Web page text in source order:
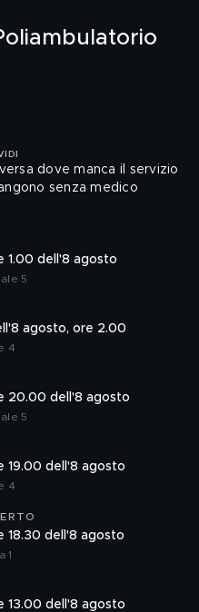
dove manca il servizio
senza medico
1.00 dell'8 agosto
5
agosto, ore 2.00
4
20.00 dell'8 agosto
5
19.00 dell'8 agosto
4
18.30 dell'8 agosto
1
13.00 dell'8 agosto